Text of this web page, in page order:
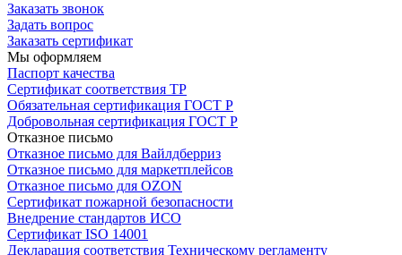
Заказать звонок
Задать вопрос
Заказать сертификат
Мы оформляем
Паспорт качества
Сертификат соответствия ТР
Обязательная сертификация ГОСТ Р
Добровольная сертификация ГОСТ Р
Отказное письмо
Отказное письмо для Вайлдберриз
Отказное письмо для маркетплейсов
Отказное письмо для OZON
Сертификат пожарной безопасности
Внедрение стандартов ИСО
Сертификат ISO 14001
Декларация соответствия Техническому регламенту